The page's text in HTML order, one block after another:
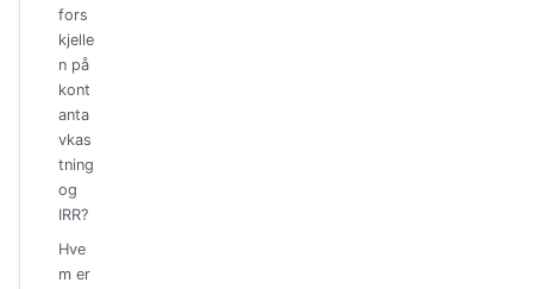
fors
kjelle
n på
kont
anta
vkas
tning
og
IRR?
Hve
m er